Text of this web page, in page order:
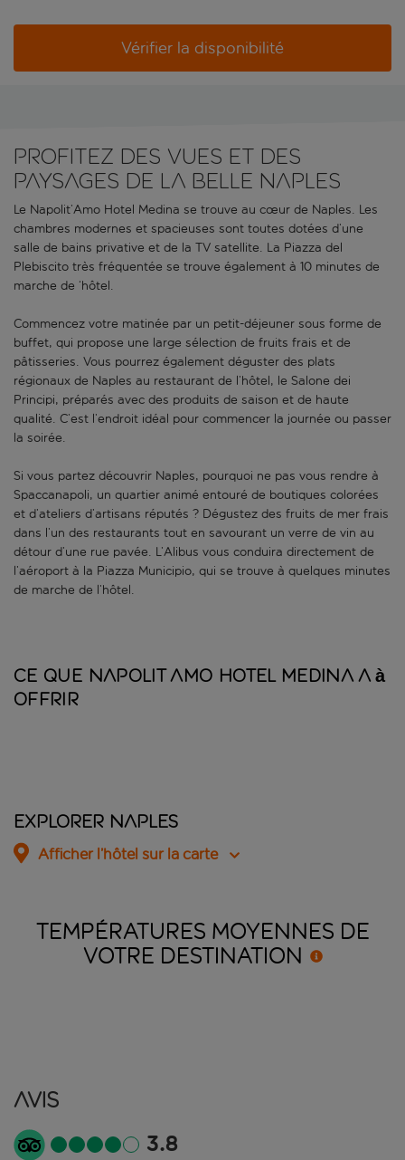
Vérifier la disponibilité
Profitez des vues et des
paysages de la belle Naples
Le Napolit’Amo Hotel Medina se trouve au cœur de Naples. Les
chambres modernes et spacieuses sont toutes dotées d’une
salle de bains privative et de la TV satellite. La Piazza del
Plebiscito très fréquentée se trouve également à 10 minutes de
marche de ‘hôtel.
Commencez votre matinée par un petit-déjeuner sous forme de
buffet, qui propose une large sélection de fruits frais et de
pâtisseries. Vous pourrez également déguster des plats
régionaux de Naples au restaurant de l’hôtel, le Salone dei
Principi, préparés avec des produits de saison et de haute
qualité. C’est l’endroit idéal pour commencer la journée ou passer
la soirée.
Si vous partez découvrir Naples, pourquoi ne pas vous rendre à
Spaccanapoli, un quartier animé entouré de boutiques colorées
et d’ateliers d’artisans réputés ? Dégustez des fruits de mer frais
dans l’un des restaurants tout en savourant un verre de vin au
détour d’une rue pavée. L’Alibus vous conduira directement de
l’aéroport à la Piazza Municipio, qui se trouve à quelques minutes
de marche de l’hôtel.
Ce que Napolit Amo Hotel Medina a à
offrir
Explorer Naples
Afficher l’hôtel sur la carte
TEMPÉRATURES MOYENNES DE
VOTRE DESTINATION
Avis
3.8